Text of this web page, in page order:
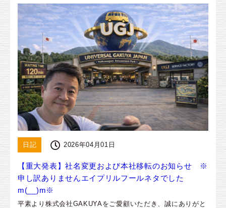
日記 2026年04月01日
【重大発表】社名変更および本社移転のお知らせ ※
申し訳ありませんエイプリルフールネタでした
m(__)m※
平素より株式会社GAKUYAをご愛顧いただき、誠にありがと